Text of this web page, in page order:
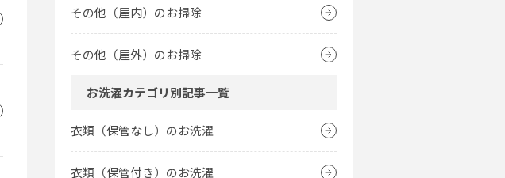
その他（屋内）のお掃除
その他（屋外）のお掃除
お洗濯カテゴリ別記事一覧
衣類（保管なし）のお洗濯
衣類（保管付き）のお洗濯